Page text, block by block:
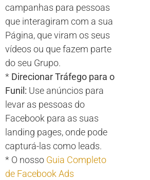
campanhas para pessoas
que interagiram com a sua
Página, que viram os seus
vídeos ou que fazem parte
do seu Grupo.
* Direcionar Tráfego para o
Funil: Use anúncios para
levar as pessoas do
Facebook para as suas
landing pages, onde pode
capturá-las como leads.
* O nosso Guia Completo
de Facebook Ads